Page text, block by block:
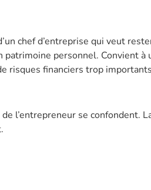
chef d’entreprise qui veut
personnel. Convient à
risques financiers trop importants
l’entrepreneur se confondent.